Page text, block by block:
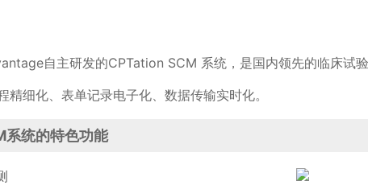
自主研发的CPTation SCM 系统，是国内领先的临床试
精细化、表单记录电子化、数据传输实时化。
统的特色功能